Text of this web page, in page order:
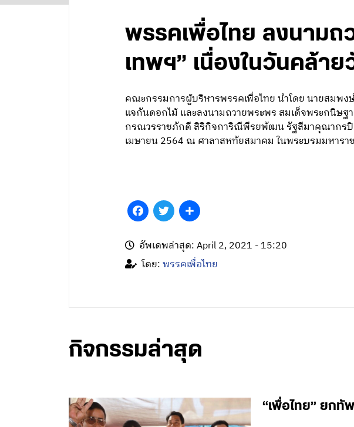
พรรคเพื่อไทย ลงนามถ
เทพฯ” เนื่องในวันคล้า
คณะกรรมการผู้บริหารพรรคเพื่อไทย นำโดย นายสมพ
แจกันดอกไม้ และลงนามถวายพระพร สมเด็จพระกนิษฐ
กรณวรราชภักดี สิริกิจการิณีพีรยพัฒน รัฐสีมาคุณากรปิ
เมษายน 2564 ณ ศาลาสหทัยสมาคม ในพระบรมมหารา
Facebook
TwitterShare
อัพเดพล่าสุด: April 2, 2021 - 15:20
โดย:พรรคเพื่อไทย
กิจกรรมล่าสุด
“เพื่อไทย” ยกทั